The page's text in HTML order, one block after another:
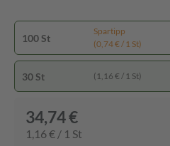
100 St
Spartipp
(0,74 € / 1 St)
30 St (1,16 € / 1 St)
34,74 €
1,16 € / 1 St